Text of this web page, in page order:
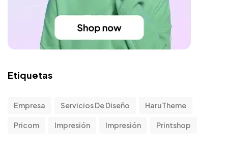
Etiquetas
Empresa Servicios De Diseño HaruTheme
Pricom Impresión Impresión Printshop